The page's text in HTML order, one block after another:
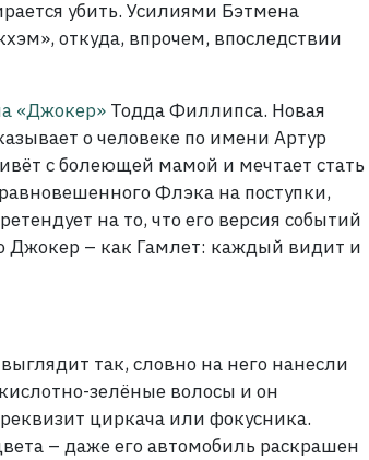
убить. Усилиями Бэтмена
откуда, впрочем, впоследствии
«Джокер»Тодда Филлипса. Новая
о человеке по имени Артур
с болеющей мамой и мечтает стать
Флэка на поступки,
на то, что его версия событий
Джокер – как Гамлет: каждый видит и
так, словно на него нанесли
зелёные волосы и он
циркача или фокусника.
– даже его автомобиль раскрашен